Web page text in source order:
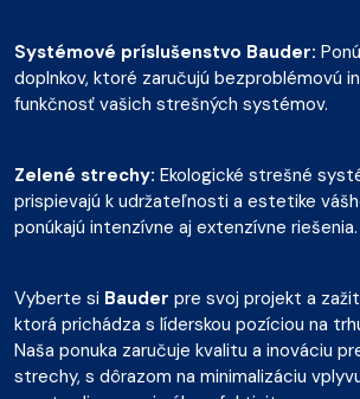
Systémové príslušenstvo Bauder:
doplnkov, ktoré zaručujú bezproblémovú
funkčnosť vašich strešných systémov.
Zelené strechy: Ekologické strešné
prispievajú k udržateľnosti a estetike
ponúkajú intenzívne aj extenzívne riešenia.
Vyberte si Bauder pre svoj projekt a
ktorá prichádza s líderskou pozíciou na
Naša ponuka zaručuje kvalitu a inováciu
strechy, s dôrazom na minimalizáciu